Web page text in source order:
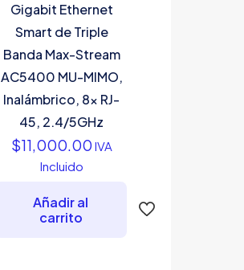
Gigabit Ethernet
Smart de Triple
Banda Max-Stream
AC5400 MU-MIMO,
Inalámbrico, 8x RJ-
45, 2.4/5GHz
$11,000.00 IVA
Incluido
Añadir al
carrito